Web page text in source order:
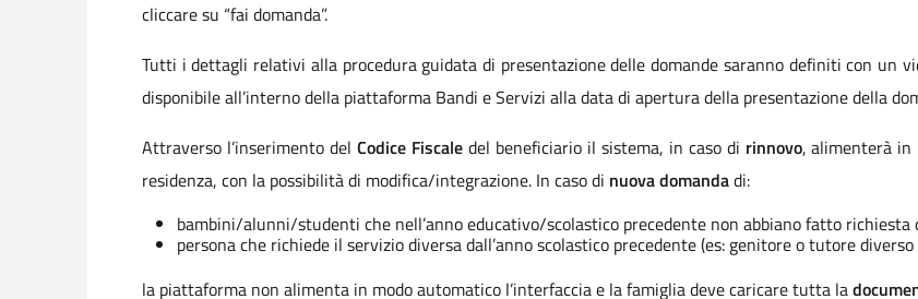
cliccare su “fai domanda”.
Tutti i dettagli relativi alla procedura guidata di presentazione delle domande saranno definiti con un
disponibile all’interno della piattaforma Bandi e Servizi alla data di apertura della presentazione della
Attraverso l’inserimento del Codice Fiscaledel beneficiario il sistema, in caso di rinnovo, alimenterà in
residenza, con la possibilità di modifica/integrazione. In caso di nuova domandadi:
bambini/alunni/studenti che nell’anno educativo/scolastico precedente non abbiano fatto richiesta
persona che richiede il servizio diversa dall’anno scolastico precedente (es: genitore o tutore diverso
la piattaforma non alimenta in modo automatico l’interfaccia e la famiglia deve caricare tutta la